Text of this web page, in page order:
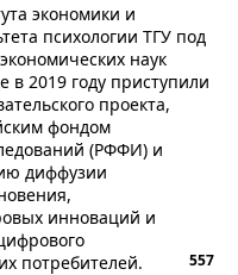
экономики и
психологии ТГУ под
наук
2019 году приступили
проекта,
фондом
(РФФИ) и
диффузии
инноваций и
потребителей.
557